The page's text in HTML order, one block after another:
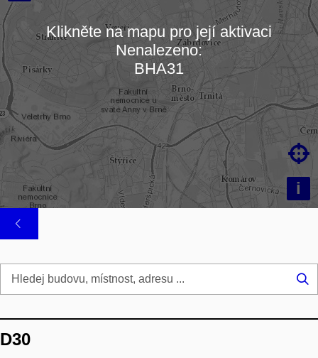
Načítám mapu…
i

Klikněte na mapu pro její aktivaci
Nenalezeno:
BHA31
D30